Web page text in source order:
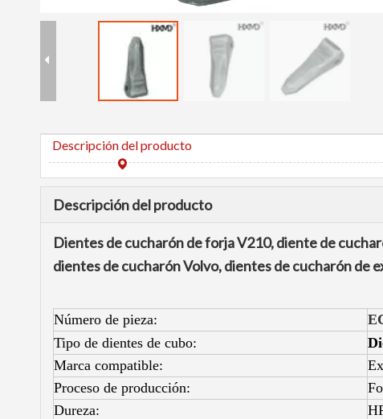
Descripción del producto
Descripción del producto
Dientes de cucharón de forja V210, diente de
dientes de cucharón Volvo, dientes de cucharón de
Número de pieza:
Tipo de dientes de cubo:
Marca compatible:
Proceso de producción:
Dureza: